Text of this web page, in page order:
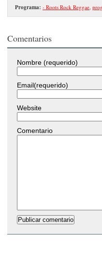
Programa: - Roots Rock Reggae
Comentarios
Nombre (requerido)
Email(requerido)
Website
Comentario